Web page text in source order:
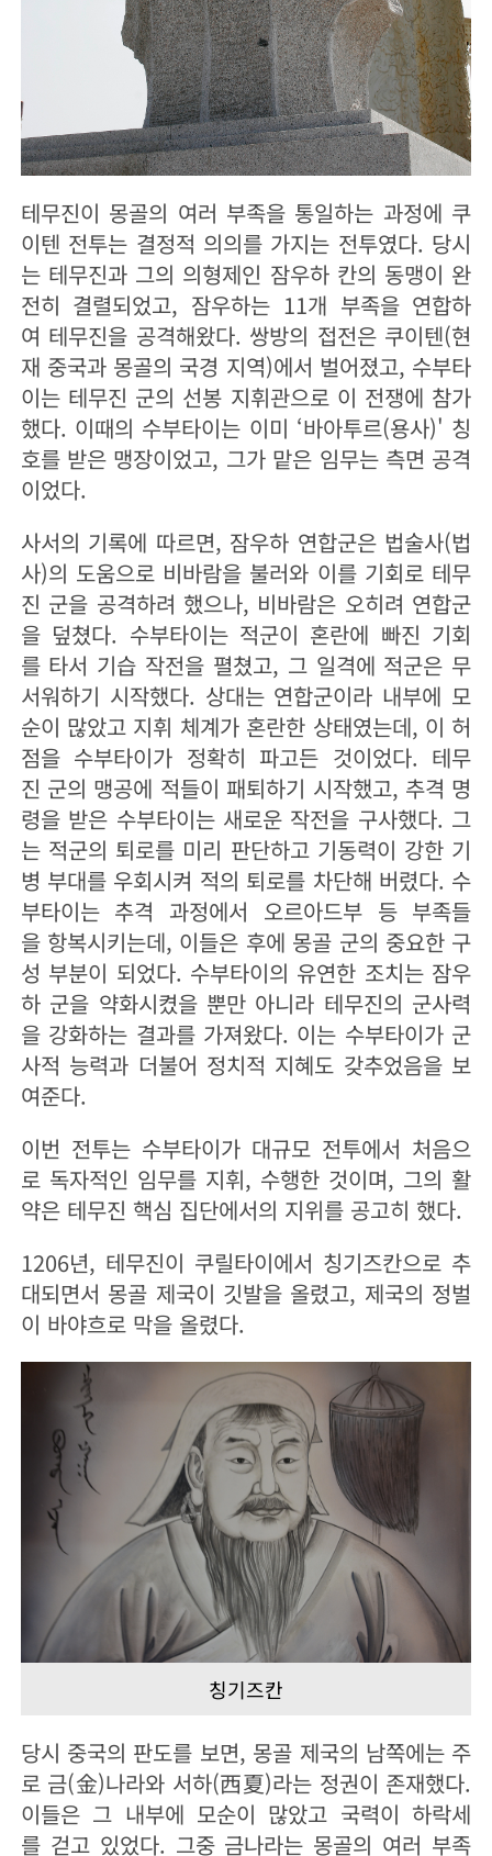
테무진이 몽골의 여러 부족을 통일하는 과정에 쿠
이텐 전투는 결정적 의의를 가지는 전투였다. 당시
는 테무진과 그의 의형제인 잠우하 칸의 동맹이 완
전히 결렬되었고, 잠우하는 11개 부족을 연합하
여 테무진을 공격해왔다. 쌍방의 접전은 쿠이텐(현
재 중국과 몽골의 국경 지역)에서 벌어졌고, 수부타
이는 테무진 군의 선봉 지휘관으로 이 전쟁에 참가
했다. 이때의 수부타이는 이미 ‘바아투르(용사)' 칭
호를 받은 맹장이었고, 그가 맡은 임무는 측면 공격
이었다.
사서의 기록에 따르면, 잠우하 연합군은 법술사(법
사)의 도움으로 비바람을 불러와 이를 기회로 테무
진 군을 공격하려 했으나, 비바람은 오히려 연합군
을 덮쳤다. 수부타이는 적군이 혼란에 빠진 기회
를 타서 기습 작전을 펼쳤고, 그 일격에 적군은 무
서워하기 시작했다. 상대는 연합군이라 내부에 모
순이 많았고 지휘 체계가 혼란한 상태였는데, 이 허
점을 수부타이가 정확히 파고든 것이었다. 테무
진 군의 맹공에 적들이 패퇴하기 시작했고, 추격 명
령을 받은 수부타이는 새로운 작전을 구사했다. 그
는 적군의 퇴로를 미리 판단하고 기동력이 강한 기
병 부대를 우회시켜 적의 퇴로를 차단해 버렸다. 수
부타이는 추격 과정에서 오르아드부 등 부족들
을 항복시키는데, 이들은 후에 몽골 군의 중요한 구
성 부분이 되었다. 수부타이의 유연한 조치는 잠우
하 군을 약화시켰을 뿐만 아니라 테무진의 군사력
을 강화하는 결과를 가져왔다. 이는 수부타이가 군
사적 능력과 더불어 정치적 지혜도 갖추었음을 보
여준다.
이번 전투는 수부타이가 대규모 전투에서 처음으
로 독자적인 임무를 지휘, 수행한 것이며, 그의 활
약은 테무진 핵심 집단에서의 지위를 공고히 했다.
1206년, 테무진이 쿠릴타이에서 칭기즈칸으로 추
대되면서 몽골 제국이 깃발을 올렸고, 제국의 정벌
이 바야흐로 막을 올렸다.
칭기즈칸
당시 중국의 판도를 보면, 몽골 제국의 남쪽에는 주
로 금(金)나라와 서하(西夏)라는 정권이 존재했다.
이들은 그 내부에 모순이 많았고 국력이 하락세
를 걷고 있었다. 그중 금나라는 몽골의 여러 부족